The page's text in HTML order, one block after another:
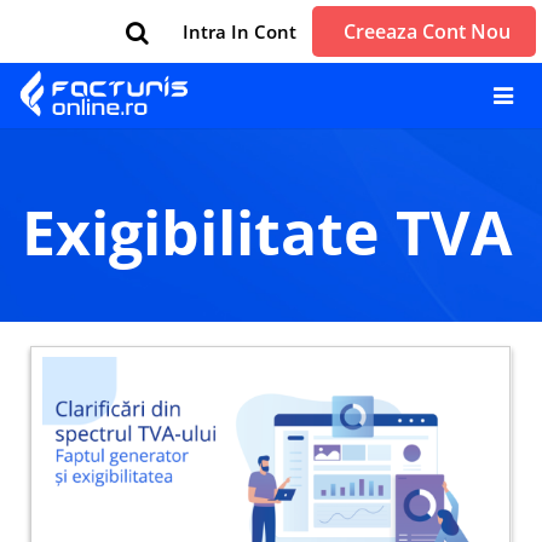
Intra In Cont Creeaza Cont Nou
exigibilitate TVA